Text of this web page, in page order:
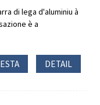
di lega d'aluminiu à
è a
DETAIL